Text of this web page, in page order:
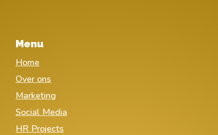
Menu
Home
Over ons
Marketing
Social Media
HR Projects